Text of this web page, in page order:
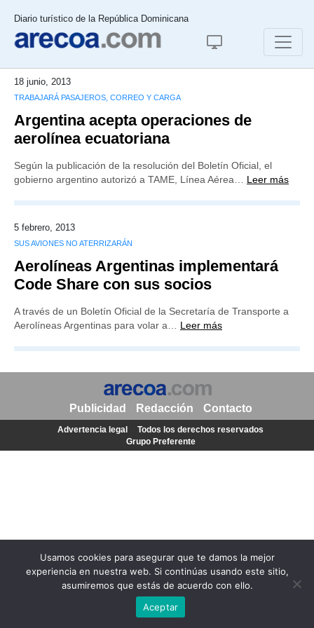
Diario turístico de la República Dominicana
18 junio, 2013
TRABAJARÁ PASAJEROS, CORREO Y CARGA
Argentina acepta operaciones de
aerolínea ecuatoriana
Según la publicación de la resolución del Boletín Oficial, el
gobierno argentino autorizó a TAME, Línea Aérea… Leer más
5 febrero, 2013
SUS AVIONES NO ATERRIZARÁN
Aerolíneas Argentinas implementará
Code Share con sus socios
A través de un Boletín Oficial de la Secretaría de Transporte a
Aerolíneas Argentinas para volar a… Leer más
Usamos cookies para asegurar que te damos la mejor
experiencia en nuestra web. Si continúas usando este sitio,
asumiremos que estás de acuerdo con ello.
Aceptar
Publicidad Redacción Contacto
Advertencia legal
Todos los derechos reservados
Grupo Preferente